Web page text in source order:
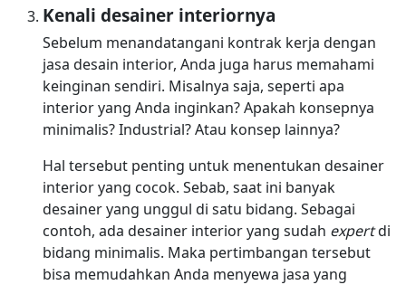
Kenali desainer interiornya
Sebelum menandatangani kontrak kerja dengan
jasa desain interior, Anda juga harus memahami
keinginan sendiri. Misalnya saja, seperti apa
interior yang Anda inginkan? Apakah konsepnya
minimalis? Industrial? Atau konsep lainnya?
Hal tersebut penting untuk menentukan desainer
interior yang cocok. Sebab, saat ini banyak
desainer yang unggul di satu bidang. Sebagai
contoh, ada desainer interior yang sudah expertdi
bidang minimalis. Maka pertimbangan tersebut
bisa memudahkan Anda menyewa jasa yang